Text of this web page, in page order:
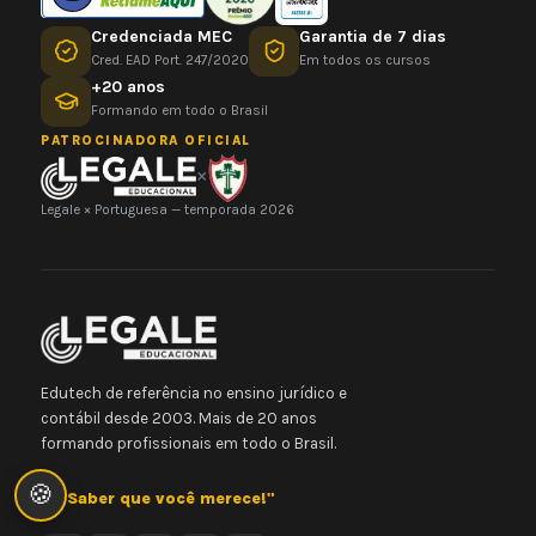
Credenciada MEC
Cred. EAD Port. 247/2020
Garantia de 7 dias
Em todos os cursos
+20 anos
Formando em todo o Brasil
PATROCINADORA OFICIAL
×
Legale × Portuguesa — temporada 2026
Edutech de referência no ensino jurídico e
contábil desde 2003. Mais de 20 anos
formando profissionais em todo o Brasil.
"O Saber que você merece!"
🍪